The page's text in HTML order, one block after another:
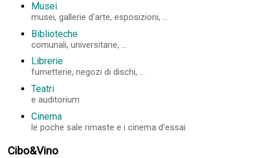
Musei
musei, gallerie d'arte, esposizioni, ...
Biblioteche
comunali, universitarie, ...
Librerie
fumetterie, negozi di dischi, ...
Teatri
e auditorium
Cinema
le poche sale rimaste e i cinema d'essai
Cibo&Vino